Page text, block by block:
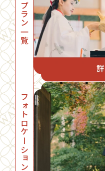
プラン一覧
フォトロケーション一覧